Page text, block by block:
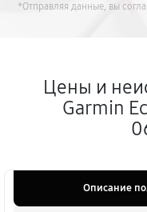
*Отправляя данные, вы
Цены и
Garmin
Описание